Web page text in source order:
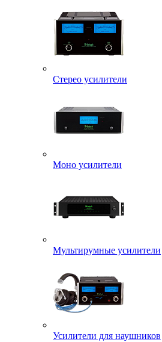
Стерео усилители
Моно усилители
Мультирумные усилители
Усилители для наушников